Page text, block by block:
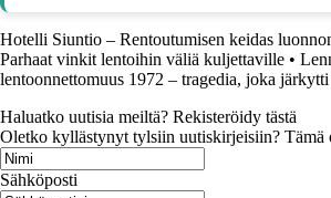
Hotelli Siuntio – Rentoutumisen keidas
Parhaat vinkit lentoihin väliä kuljettaville •
lentoonnettomuus 1972 – tragedia, joka järkytti
Haluatko uutisia meiltä? Rekisteröidy tästä
Oletko kyllästynyt tylsiin uutiskirjeisiin? Tämä
Sähköposti